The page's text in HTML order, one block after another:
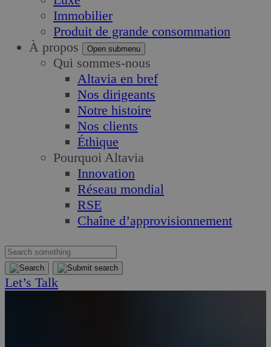
Immobilier
Produit de grande consommation
À propos
Open submenu
Qui sommes-nous
Altavia en bref
Nos dirigeants
Notre histoire
Nos clients
Éthique
Pourquoi Altavia
Innovation
Réseau mondial
RSE
Chaîne d’approvisionnement
Let’s Talk